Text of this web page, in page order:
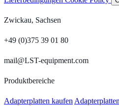
Zwickau, Sachsen
+49 (0)375 39 01 80
mail@LST-equipment.com
Produktbereiche
Adapterplatten kaufen